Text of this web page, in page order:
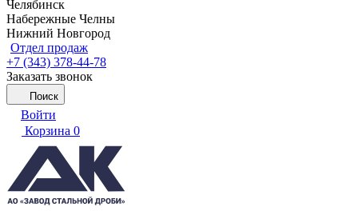
Челябинск
Набережные Челны
Нижний Новгород
Отдел продаж
+7 (343) 378-44-78
Заказать звонок
Поиск
Войти
Корзина 0